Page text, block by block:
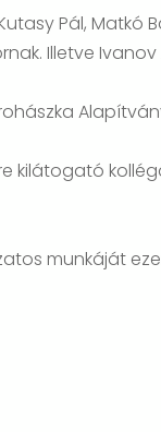
Pál, Matkó
Illetve
munkáját